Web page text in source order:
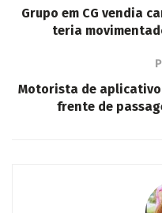
Grupo em CG vendia
teria
Motorista de
frente de